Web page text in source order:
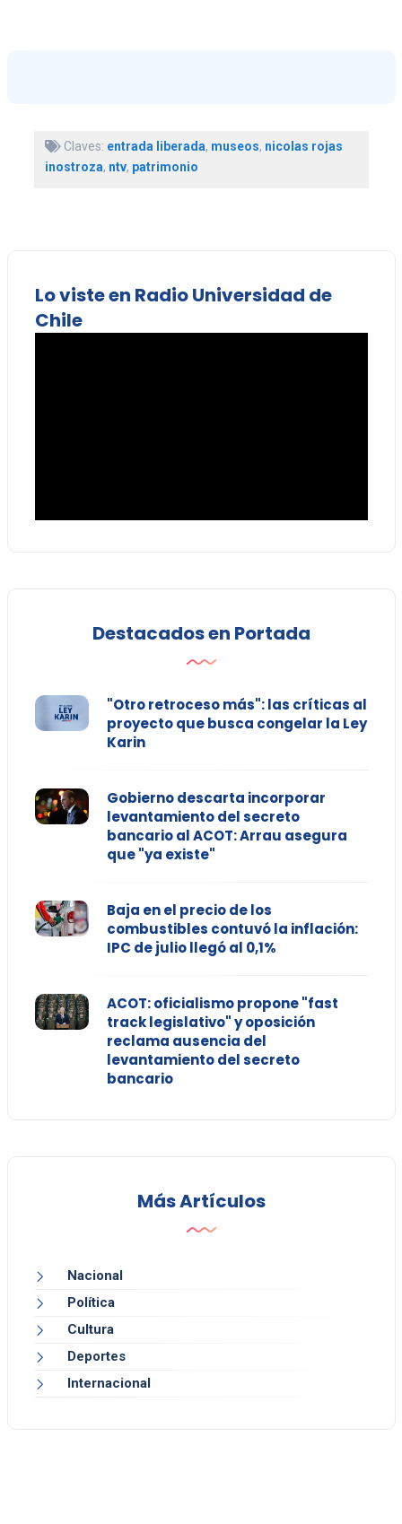
Claves: entrada liberada, museos, nicolas rojas
inostroza, ntv, patrimonio
Lo viste en Radio Universidad de
Chile
Destacados en Portada
"Otro retroceso más": las críticas al
proyecto que busca congelar la Ley
Karin
Gobierno descarta incorporar
levantamiento del secreto
bancario al ACOT: Arrau asegura
que "ya existe"
Baja en el precio de los
combustibles contuvó la inflación:
IPC de julio llegó al 0,1%
ACOT: oficialismo propone "fast
track legislativo" y oposición
reclama ausencia del
levantamiento del secreto
bancario
Más Artículos
Nacional
Política
Cultura
Deportes
Internacional